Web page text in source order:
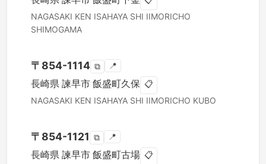
NAGASAKI KEN ISAHAYA SHI IIMORICHO
SHIMOGAMA
〒 854-1114 ⧉ 📍
長崎県 諫早市 飯盛町久保 📋
NAGASAKI KEN ISAHAYA SHI IIMORICHO KUBO
〒 854-1121 ⧉ 📍
長崎県 諫早市 飯盛町古場 📋